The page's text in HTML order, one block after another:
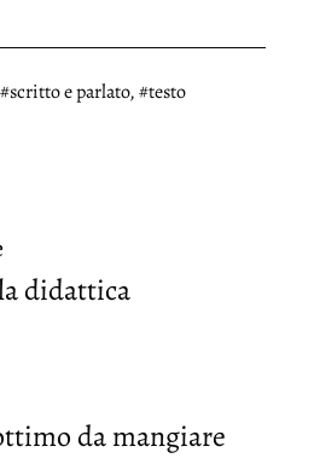
scritto e parlato, testo
didattica
da mangiare